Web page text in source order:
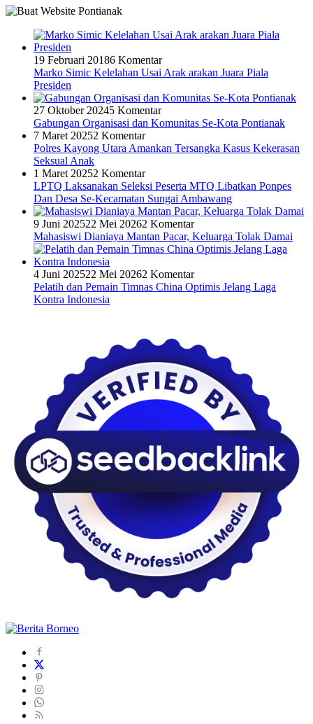
19 Februari 20186 Komentar
Marko Simic Kelelahan Usai Arak arakan Juara Piala
Presiden
27 Oktober 20245 Komentar
Gabungan Organisasi dan Komunitas Se-Kota Pontianak
7 Maret 20252 Komentar
Polres Kayong Utara Amankan Tersangka Kasus Kekerasan
Seksual Anak
1 Maret 20252 Komentar
LPTQ Laksanakan Seleksi Peserta MTQ Libatkan Ponpes
Dan Desa Se-Kecamatan Sungai Ambawang
9 Juni 202522 Mei 20262 Komentar
Mahasiswi Dianiaya Mantan Pacar, Keluarga Tolak Damai
4 Juni 202522 Mei 20262 Komentar
Pelatih dan Pemain Timnas China Optimis Jelang Laga
Kontra Indonesia